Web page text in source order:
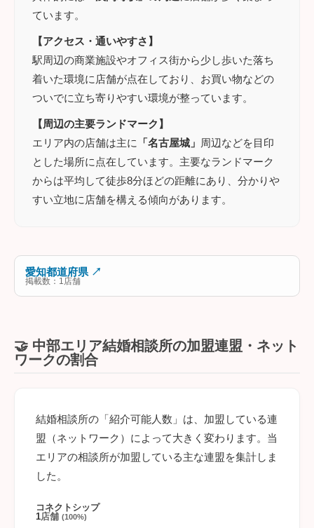
ています。
【アクセス・通いやすさ】
駅周辺の商業施設やオフィス街から少し歩いた落ち
着いた環境に店舗が点在しており、お買い物などの
ついでに立ち寄りやすい環境が整っています。
【周辺の主要ランドマーク】
エリア内の店舗は主に
「名古屋城」 周辺などを目印
とした場所に点在しています。主要なランドマーク
からは平均して徒歩8分ほどの距離にあり、分かりや
すい立地に店舗を構える傾向があります。
愛知都道府県 ↗
掲載数：1店舗
🤝 中部エリア結婚相談所の加盟連盟・ネット
ワークの割合
結婚相談所の「紹介可能人数」は、加盟している連
盟（ネットワーク）によって大きく変わります。当
エリアの相談所が加盟している主な連盟を集計しま
した。
コネクトシップ
1店舗 (100%)